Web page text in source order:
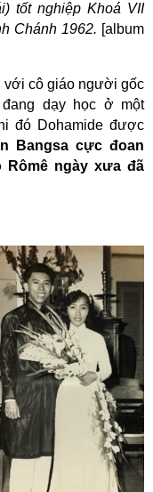
tốt nghiệp Khoá VII
Chánh 1962. [album
với cô giáo người gốc
dạy học ở một
đó Dohamide được
Bangsa cực đoan
Rômê ngày xưa đã